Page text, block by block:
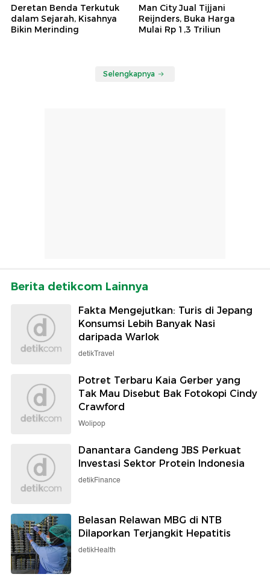
Deretan Benda Terkutuk
dalam Sejarah, Kisahnya
Bikin Merinding
Man City Jual Tijjani
Reijnders, Buka Harga
Mulai Rp 1,3 Triliun
Selengkapnya
Berita detikcom Lainnya
Fakta Mengejutkan: Turis di Jepang
Konsumsi Lebih Banyak Nasi
daripada Warlok
detikTravel
Potret Terbaru Kaia Gerber yang
Tak Mau Disebut Bak Fotokopi Cindy
Crawford
Wolipop
Danantara Gandeng JBS Perkuat
Investasi Sektor Protein Indonesia
detikFinance
Belasan Relawan MBG di NTB
Dilaporkan Terjangkit Hepatitis
detikHealth